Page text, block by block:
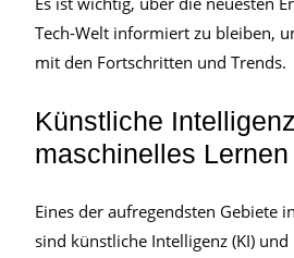
Tech-Welt informiert zu bleiben,
mit den Fortschritten und Trends.
Künstliche
maschinelles Lernen
Eines der aufregendsten Gebiete
sind künstliche Intelligenz (KI)